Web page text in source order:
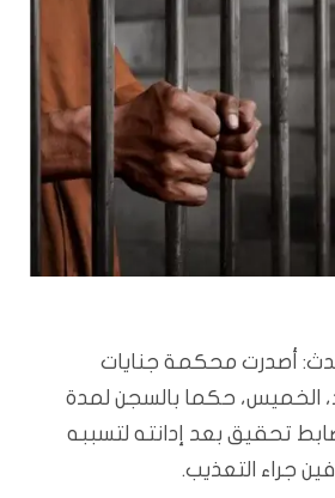
أصدرت محكمة جنايات
الخميس، حكما بالسجن لمدة
تحقيق بعد إدانته لتسببه
جراء التعذيب.